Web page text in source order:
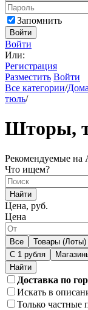
Запомнить
Войти
Войти
Или:
Регистрация
Разместить Войти
Все категории/
тюль/
Шторы,
Рекомендуемые на
Что ищем?
Найти
Цена, руб.
Цена
Все Товары (Лоты)
С 1 рубля
Доставка по
Искать в
Только частные